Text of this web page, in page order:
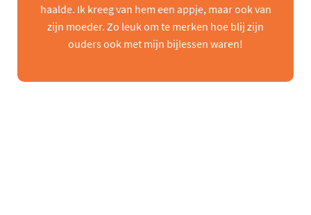
haalde. Ik kreeg van hem een appje, maar ook van
zijn moeder. Zo leuk om te merken hoe blij zijn
ouders ook met mijn bijlessen waren!